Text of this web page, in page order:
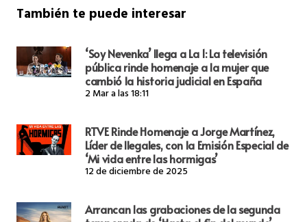
También te puede interesar
‘Soy Nevenka’ llega a La 1: La televisión
pública rinde homenaje a la mujer que
cambió la historia judicial en España
2 Mar a las 18:11
RTVE Rinde Homenaje a Jorge Martínez,
Líder de Ilegales, con la Emisión Especial de
‘Mi vida entre las hormigas’
12 de diciembre de 2025
Arrancan las grabaciones de la segunda